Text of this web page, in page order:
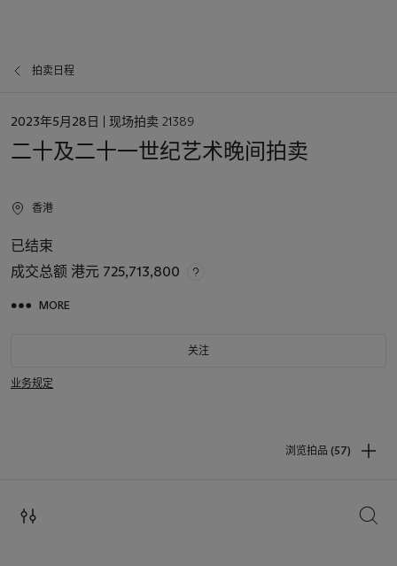
拍卖日程
日
2023年5月28日 | 现场拍卖 21389
二十及二十一世纪艺术晚间拍卖
香港
已结束
成交总额 港元 725,713,800
MORE
关注
业务规定
浏览拍品 (57)
搜索